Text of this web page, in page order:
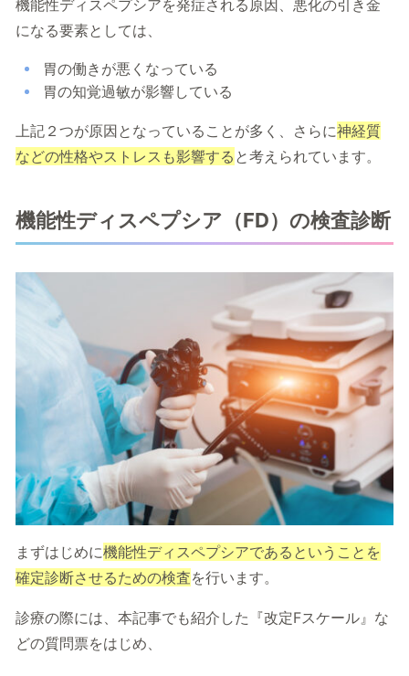
機能性ディスペプシアを発症される原因、悪化の引き金
になる要素としては、
胃の働きが悪くなっている
胃の知覚過敏が影響している
上記２つが原因となっていることが多く、さらに神経質
などの性格やストレスも影響する と考えられています。
機能性ディスペプシア（FD）の検査診断
まずはじめに機能性ディスペプシアであるということを
確定診断させるための検査を行います。
診療の際には、本記事でも紹介した『改定Fスケール』な
どの質問票をはじめ、